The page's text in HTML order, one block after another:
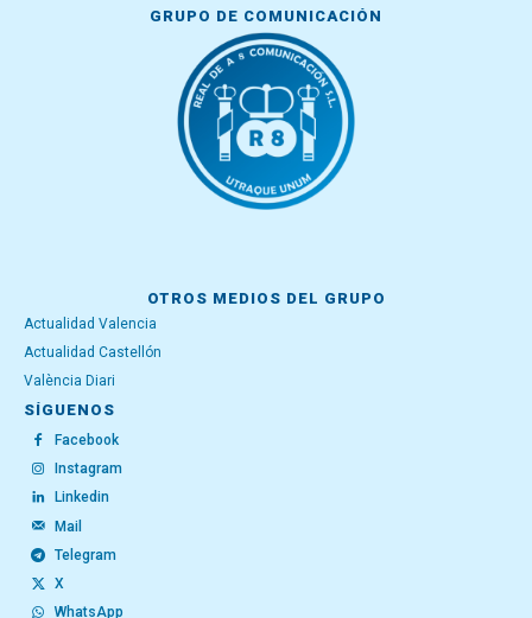
GRUPO DE COMUNICACIÓN
OTROS MEDIOS DEL GRUPO
Actualidad Valencia
Actualidad Castellón
València Diari
SÍGUENOS
Facebook
Instagram
Linkedin
Mail
Telegram
X
WhatsApp